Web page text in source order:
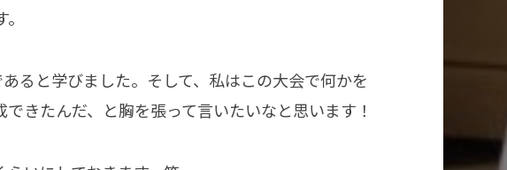
ると学びました。そして、私はこの大会で何かを
きたんだ、と胸を張って言いたいなと思います！